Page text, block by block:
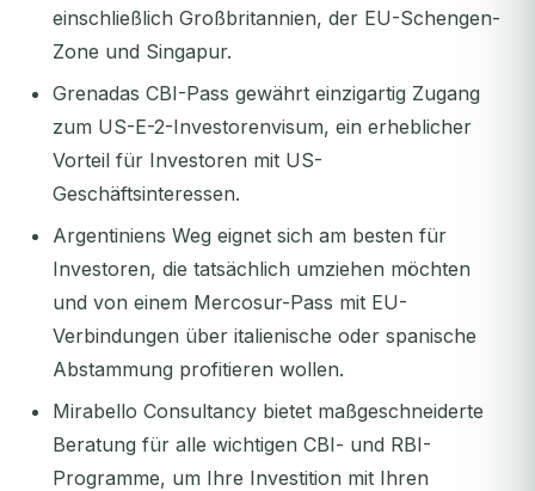
einschließlich Großbritannien, der EU-Schengen-
Zone und Singapur.
Grenadas CBI-Pass gewährt einzigartig Zugang
zum US-E-2-Investorenvisum, ein erheblicher
Vorteil für Investoren mit US-
Geschäftsinteressen.
Argentiniens Weg eignet sich am besten für
Investoren, die tatsächlich umziehen möchten
und von einem Mercosur-Pass mit EU-
Verbindungen über italienische oder spanische
Abstammung profitieren wollen.
Mirabello Consultancy bietet maßgeschneiderte
Beratung für alle wichtigen CBI- und RBI-
Programme, um Ihre Investition mit Ihren